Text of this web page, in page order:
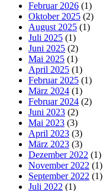
Februar 2026 (1)
Oktober 2025 (2)
August 2025 (1)
Juli 2025 (1)
Juni 2025 (2)
Mai 2025 (1)
April 2025 (1)
Februar 2025 (1)
März 2024 (1)
Februar 2024 (2)
Juni 2023 (2)
Mai 2023 (3)
April 2023 (3)
März 2023 (3)
Dezember 2022 (1)
November 2022 (1)
September 2022 (1)
Juli 2022 (1)